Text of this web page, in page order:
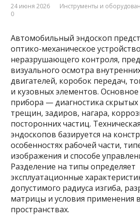
24 июня 2026 Инструменты и
0
Автомобильный эндоскоп
оптико-механическое устройство
неразрушающего контроля,
визуального осмотра
двигателей, коробок передач,
и кузовных элементов.
прибора — диагностика скрытых
трещин, задиров, нагара,
посторонних частиц.
эндоскопов базируется на
особенностях рабочей части,
изображения и способе
Разделение на типы определяет
эксплуатационные
допустимого радиуса изгиба,
матрицы и условия применения
пространствах.